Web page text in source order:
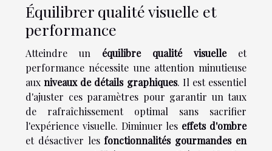
Équilibrer qualité visuelle et
performance
Atteindre un équilibre qualité visuelleet
performance nécessite une attention minutieuse
auxniveaux de détails graphiques. Il est essentiel
d'ajuster ces paramètres pour garantir un taux
de rafraîchissement optimal sans sacrifier
l'expérience visuelle. Diminuer les effets d'ombre
et désactiver lesfonctionnalités gourmandes en